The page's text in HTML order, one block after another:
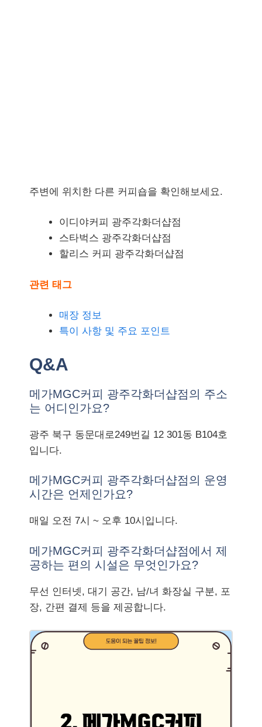
주변에 위치한 다른 커피숍을 확인해보세요.
이디야커피 광주각화더샵점
스타벅스 광주각화더샵점
할리스 커피 광주각화더샵점
관련 태그
매장 정보
특이 사항 및 주요 포인트
Q&A
메가MGC커피 광주각화더샵점의 주소
는 어디인가요?
광주 북구 동문대로249번길 12 301동 B104호
입니다.
메가MGC커피 광주각화더샵점의 운영
시간은 언제인가요?
매일 오전 7시 ~ 오후 10시입니다.
메가MGC커피 광주각화더샵점에서 제
공하는 편의 시설은 무엇인가요?
무선 인터넷, 대기 공간, 남/녀 화장실 구분, 포
장, 간편 결제 등을 제공합니다.